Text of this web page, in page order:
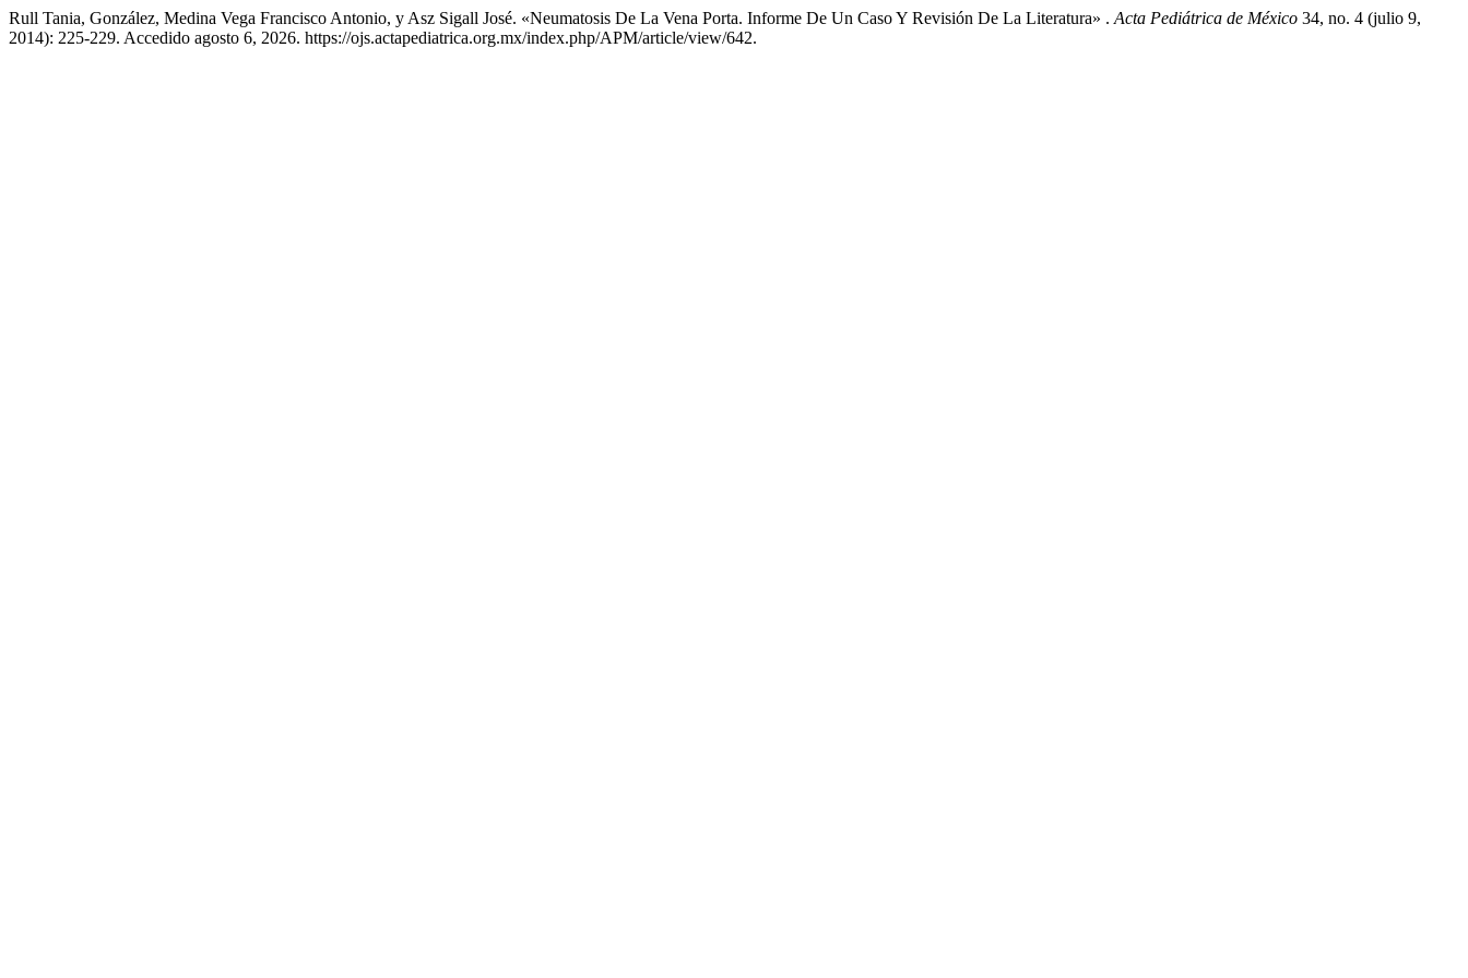
Rull Tania, González, Medina Vega Francisco Antonio, y Asz Sigall José. «Neumatosis De La Vena Porta. Informe De Un Caso Y Revisión De La Literatura» . Acta Pediátrica de México 34, no. 4 (julio 9,
2014): 225-229. Accedido agosto 6, 2026. https://ojs.actapediatrica.org.mx/index.php/APM/article/view/642.